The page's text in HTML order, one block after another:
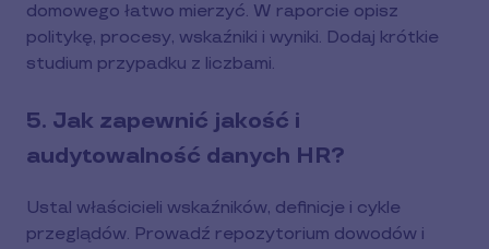
domowego łatwo mierzyć. W raporcie opisz
politykę, procesy, wskaźniki i wyniki. Dodaj krótkie
studium przypadku z liczbami.
5. Jak zapewnić jakość i
audytowalność danych HR?
Ustal właścicieli wskaźników, definicje i cykle
przeglądów. Prowadź repozytorium dowodów i